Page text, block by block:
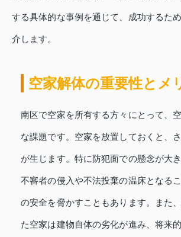
する具体的な事例を通じて、成功するた
介します。
空家解体の重要性とメ
南区で空家を所有する方々にとって、
な課題です。空家を放置しておくと、
が生じます。特に防犯面での懸念が大
不審者の侵入や不法投棄の温床となる
の安全を脅かすこともあります。また
た空家は建物自体の劣化が進み、将来